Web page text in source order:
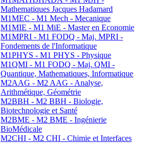
Mathematiques Jacques Hadamard
M1MEC - M1 Mech - Mecanique
M1MIE - M1 MiE - Master en Economie
M1MPRI - M1 FODQ - Maj. MPRI -
Fondements de l'Informatique
M1PHYS - M1 PHYS - Physique
M1QMI - M1 FODQ - Maj. QMI -
Quantique, Mathematiques, Informatique
M2AAG - M2 AAG - Analyse,
Arithmétique, Géométrie
M2BBH - M2 BBH - Biologie,
Biotechnologie et Santé
M2BME - M2 BME - Ingénierie
BioMédicale
M2CHI - M2 CHI - Chimie et Interfaces